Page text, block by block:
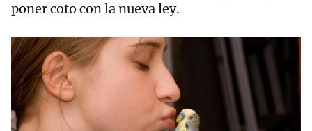
poner coto con la nueva ley.